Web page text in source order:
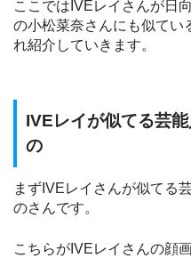
ここではIVEレイさんが日
の小松菜奈さんにも似てい
れ紹介していきます。
IVEレイが似てる芸
の
まずIVEレイさんが似てる
のさんです。
こちらがIVEレイさんの顔